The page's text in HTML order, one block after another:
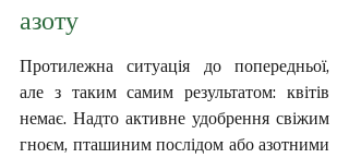
азоту
Протилежна ситуація до попередньої,
але з таким самим результатом: квітів
немає. Надто активне удобрення свіжим
гноєм, пташиним послідом або азотними